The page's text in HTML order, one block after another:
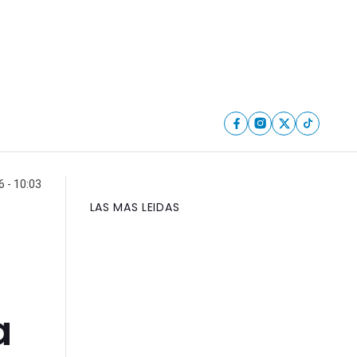
- 10:03
LAS MAS LEIDAS